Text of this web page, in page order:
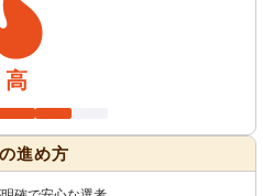
高
進め方